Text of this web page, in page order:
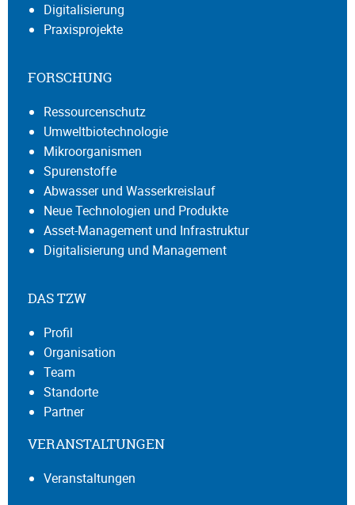
Digitalisierung
Praxisprojekte
FORSCHUNG
Ressourcenschutz
Umweltbiotechnologie
Mikroorganismen
Spurenstoffe
Abwasser und Wasserkreislauf
Neue Technologien und Produkte
Asset-Management und Infrastruktur
Digitalisierung und Management
DAS TZW
Profil
Organisation
Team
Standorte
Partner
VERANSTALTUNGEN
Veranstaltungen